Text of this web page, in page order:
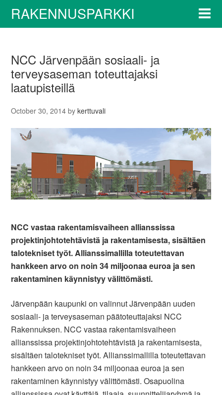
RAKENNUSPARKKI
NCC Järvenpään sosiaali- ja
terveysaseman toteuttajaksi
laatupisteillä
October 30, 2014 bykerttuvali
NCC vastaa rakentamisvaiheen allianssissa
projektinjohtotehtävistä ja rakentamisesta, sisältäen
talotekniset työt. Allianssimallilla toteutettavan
hankkeen arvo on noin 34 miljoonaa euroa ja sen
rakentaminen käynnistyy välittömästi.
Järvenpään kaupunki on valinnut Järvenpään uuden
sosiaali- ja terveysaseman päätoteuttajaksi NCC
Rakennuksen. NCC vastaa rakentamisvaiheen
allianssissa projektinjohtotehtävistä ja rakentamisesta,
sisältäen talotekniset työt. Allianssimallilla toteutettavan
hankkeen arvo on noin 34 miljoonaa euroa ja sen
rakentaminen käynnistyy välittömästi. Osapuolina